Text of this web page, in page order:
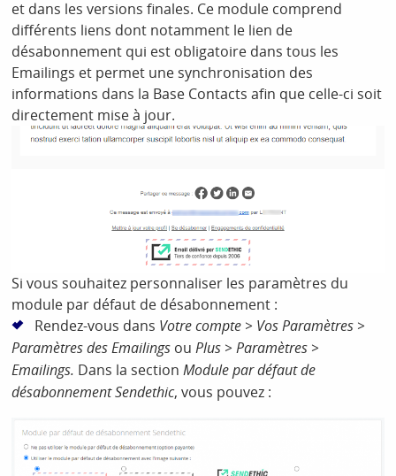
et dans les versions finales. Ce module comprend
différents liens dont notamment le lien de
désabonnement qui est obligatoire dans tous les
Emailings et permet une synchronisation des
informations dans la Base Contacts afin que celle-ci soit
directement mise à jour.
Si vous souhaitez personnaliser les paramètres du
module par défaut de désabonnement :
Rendez-vous dans Votre compte > Vos Paramètres >
Paramètres des Emailings ouPlus > Paramètres >
Emailings. Dans la sectionModule par défaut de
désabonnement Sendethic, vous pouvez :